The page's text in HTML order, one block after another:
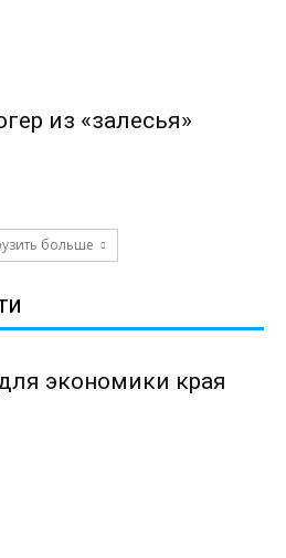
из «залесья»
больше
экономики края